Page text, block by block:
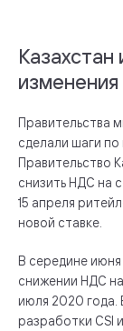
Правительства
сделали шаги
Правительство
снизить НДС на
15 апреля
новой ставке.
В середине
снижении НДС на
июля 2020 года.
разработки CSI